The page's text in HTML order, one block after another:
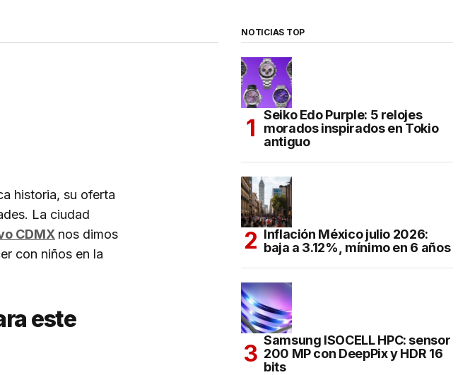
historia, su oferta
La ciudad
CDMX nos dimos
con niños en la
este
NOTICIAS TOP
Seiko Edo Purple: 5 relojes
morados inspirados en Tokio
antiguo
Inflación México julio 2026:
baja a 3.12%, mínimo en 6 años
Samsung ISOCELL HPC: sensor
200 MP con DeepPix y HDR 16
bits